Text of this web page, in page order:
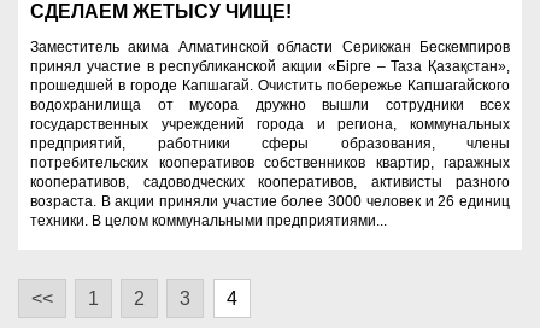
СДЕЛАЕМ ЖЕТЫСУ ЧИЩЕ!
Заместитель акима Алматинской области Серикжан Бескемпиров
принял участие в республиканской акции «Бірге – Таза Қазақстан»,
прошедшей в городе Капшагай. Очистить побережье Капшагайского
водохранилища от мусора дружно вышли сотрудники всех
государственных учреждений города и региона, коммунальных
предприятий, работники сферы образования, члены
потребительских кооперативов собственников квартир, гаражных
кооперативов, садоводческих кооперативов, активисты разного
возраста. В акции приняли участие более 3000 человек и 26 единиц
техники. В целом коммунальными предприятиями...
<< 1 2 3 4